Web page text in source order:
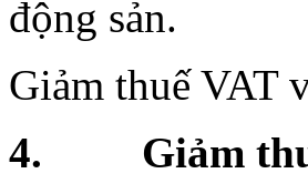
động sản.
Giảm thuế VAT
4. Giảm thuế